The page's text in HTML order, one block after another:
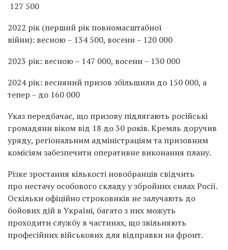
127 500
2022 рік (перший рік повномасштабної
війни): весною – 134 500, восени – 120 000
2023 рік: весною – 147 000, восени – 130 000
2024 рік: весняний призов збільшили до 150 000, а
тепер – до 160 000
Указ передбачає, що призову підлягають російські
громадяни віком від 18 до 30 років. Кремль доручив
уряду, регіональним адміністраціям та призовним
комісіям забезпечити оперативне виконання плану.
Різке зростання кількості новобранців свідчить
про нестачу особового складу у збройних силах Росії.
Оскільки офіційно строковиків не залучають до
бойових дій в Україні, багато з них можуть
проходити службу в частинах, що звільняють
професійних військових для відправки на фронт.